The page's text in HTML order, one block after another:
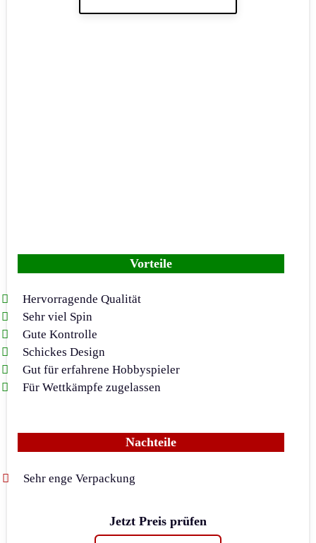
Vorteile
Hervorragende Qualität
Sehr viel Spin
Gute Kontrolle
Schickes Design
Gut für erfahrene Hobbyspieler
Für Wettkämpfe zugelassen
Nachteile
Sehr enge Verpackung
Jetzt Preis prüfen